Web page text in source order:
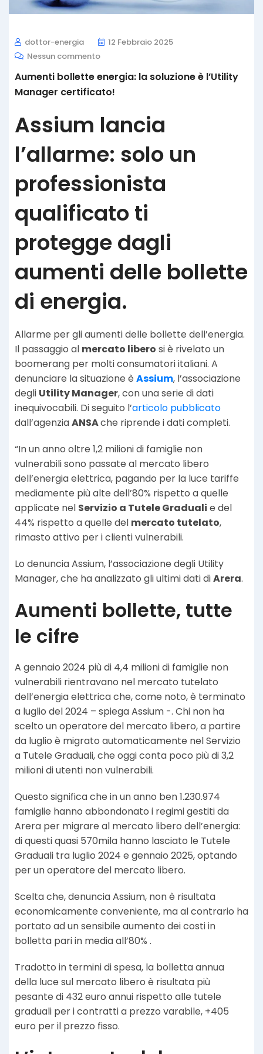
dottor-energia
12 Febbraio 2025
Nessun commento
Aumenti bollette energia: la soluzione è l’Utility
Manager certificato!
Assium lancia
l’allarme: solo un
professionista
qualificato ti
protegge dagli
aumenti delle bollette
di energia.
Allarme per gli aumenti delle bollette dell’energia.
Il passaggio al mercato libero si è rivelato un
boomerang per molti consumatori italiani. A
denunciare la situazione è Assium, l’associazione
degli Utility Manager, con una serie di dati
inequivocabili. Di seguito l’articolo pubblicato
dall’agenziaANSAche riprende i dati completi.
“In un anno oltre 1,2 milioni di famiglie non
vulnerabili sono passate al mercato libero
dell’energia elettrica, pagando per la luce tariffe
mediamente più alte dell’80% rispetto a quelle
applicate nel Servizio a Tutele Graduali e del
44% rispetto a quelle del mercato tutelato,
rimasto attivo per i clienti vulnerabili.
Lo denuncia Assium, l’associazione degli Utility
Manager, che ha analizzato gli ultimi dati diArera.
Aumenti bollette, tutte
le cifre
A gennaio 2024 più di 4,4 milioni di famiglie non
vulnerabili rientravano nel mercato tutelato
dell’energia elettrica che, come noto, è terminato
a luglio del 2024 – spiega Assium -. Chi non ha
scelto un operatore del mercato libero, a partire
da luglio è migrato automaticamente nel Servizio
a Tutele Graduali, che oggi conta poco più di 3,2
milioni di utenti non vulnerabili.
Questo significa che in un anno ben 1.230.974
famiglie hanno abbondonato i regimi gestiti da
Arera per migrare al mercato libero dell’energia:
di questi quasi 570mila hanno lasciato le Tutele
Graduali tra luglio 2024 e gennaio 2025, optando
per un operatore del mercato libero.
Scelta che, denuncia Assium, non è risultata
economicamente conveniente, ma al contrario ha
portato ad un sensibile aumento dei costi in
bolletta pari in media all’80% .
Tradotto in termini di spesa, la bolletta annua
della luce sul mercato libero è risultata più
pesante di 432 euro annui rispetto alle tutele
graduali per i contratti a prezzo varabile, +405
euro per il prezzo fisso.